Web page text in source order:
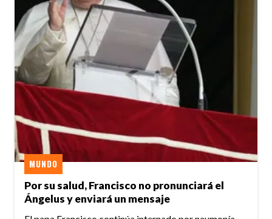
Por su salud, Francisco no pronunciará el
Ángelus y enviará un mensaje
MUNDO